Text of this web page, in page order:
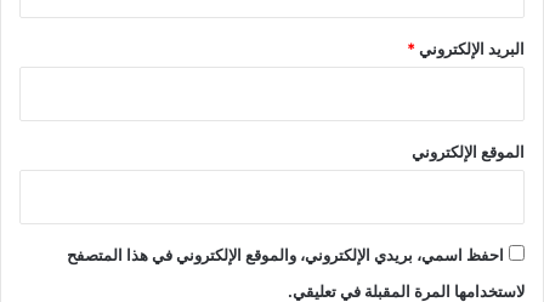
البريد الإلكتروني*
الموقع الإلكتروني
احفظ اسمي، بريدي الإلكتروني، والموقع الإلكتروني في هذا المتصفح
لاستخدامها المرة المقبلة في تعليقي.